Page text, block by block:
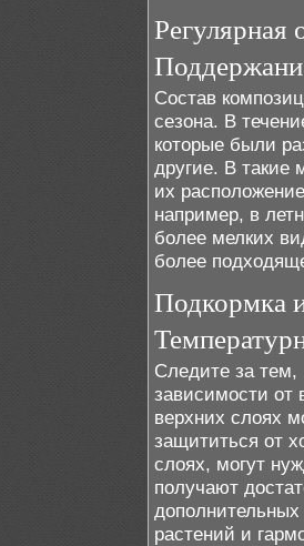
Регулярная
Состав
сезона. В
которые были
другие. В такие
их
например, в
более мелких
более
Подкормка
Следите за тем,
зависимости от
верхних слоях
защититься от
слоях, могут
получают
дополнительных
растений и